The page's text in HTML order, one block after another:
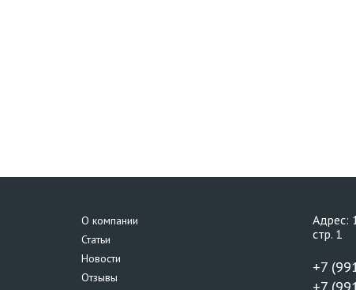
О компании
Статьи
Новости
Отзывы
Адрес:
стр. 1
+7